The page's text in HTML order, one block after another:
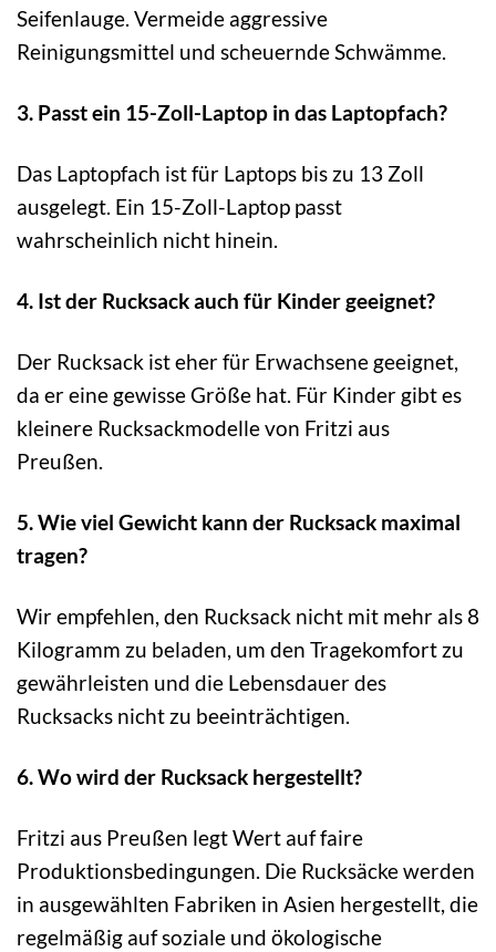
Seifenlauge. Vermeide aggressive
Reinigungsmittel und scheuernde Schwämme.
3. Passt ein 15-Zoll-Laptop in das Laptopfach?
Das Laptopfach ist für Laptops bis zu 13 Zoll
ausgelegt. Ein 15-Zoll-Laptop passt
wahrscheinlich nicht hinein.
4. Ist der Rucksack auch für Kinder geeignet?
Der Rucksack ist eher für Erwachsene geeignet,
da er eine gewisse Größe hat. Für Kinder gibt es
kleinere Rucksackmodelle von Fritzi aus
Preußen.
5. Wie viel Gewicht kann der Rucksack maximal
tragen?
Wir empfehlen, den Rucksack nicht mit mehr als 8
Kilogramm zu beladen, um den Tragekomfort zu
gewährleisten und die Lebensdauer des
Rucksacks nicht zu beeinträchtigen.
6. Wo wird der Rucksack hergestellt?
Fritzi aus Preußen legt Wert auf faire
Produktionsbedingungen. Die Rucksäcke werden
in ausgewählten Fabriken in Asien hergestellt, die
regelmäßig auf soziale und ökologische